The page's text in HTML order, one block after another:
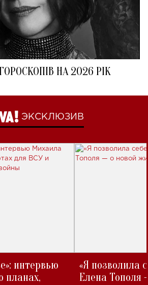
НА 2026 РІК
ЭКСКЛЮЗИВ
интервью
планах,
«Я позволила
Елена Тополя